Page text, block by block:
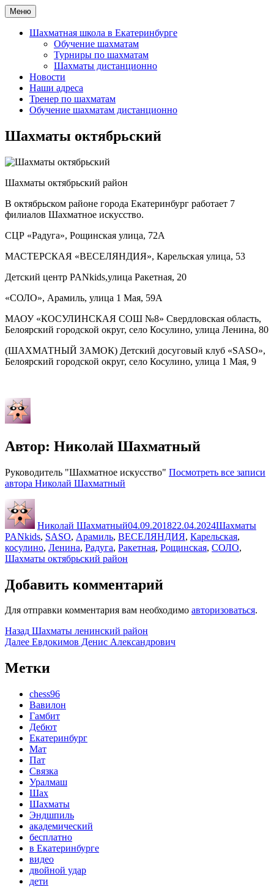
Перейти
к
содержимому
Шахматная школа Шахматное искусство
Шахматная школа в Москве, Санкт-Петербурге, Сочи и
Екатеринбурге
Меню
Шахматная школа в Екатеринбурге
Обучение шахматам
Турниры по шахматам
Шахматы дистанционно
Новости
Наши адреса
Тренер по шахматам
Обучение шахматам дистанционно
Шахматы октябрьский
Шахматы октябрьский район
В октябрьском районе города Екатеринбург работает 7
филиалов Шахматное искусство.
СЦР «Радуга», Рощинская улица, 72А
МАСТЕРСКАЯ «ВЕСЕЛЯНДИЯ», Карельская улица, 53
Детский центр PANkids,улица Ракетная, 20
«СОЛО», Арамиль, улица 1 Мая, 59А
МАОУ «КОСУЛИНСКАЯ СОШ №8» Свердловская область,
Белоярский городской округ, село Косулино, улица Ленина, 80
(ШАХМАТНЫЙ ЗАМОК) Детский досуговый клуб «SASO»,
Белоярский городской округ, село Косулино, улица 1 Мая, 9
Автор: Николай Шахматный
Руководитель "Шахматное искусство" Посмотреть все записи
автора Николай Шахматный
Николай Шахматный04.09.201822.04.2024Шахматы
PANkids, SASO, Арамиль, ВЕСЕЛЯНДИЯ, Карельская,
косулино, Ленина, Радуга, Ракетная, Рощинская, СОЛО,
Шахматы октябрьский район
Добавить комментарий
Для отправки комментария вам необходимо авторизоваться.
Навигация
по
записям
Назад Предыдущая
запись:
Шахматы ленинский район
Далее Следующая
Евдокимов Денис Александрович
Метки
chess96
Вавилон
Гамбит
Дебют
Екатеринбург
Мат
Пат
Связка
Уралмаш
Шах
Шахматы
Эндшпиль
академический
бесплатно
в Екатеринбурге
видео
двойной удар
дети